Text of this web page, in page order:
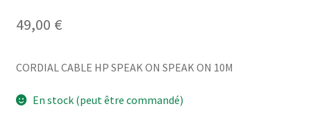
49,00 €
CORDIAL CABLE HP SPEAK ON SPEAK ON 10M
En stock (peut être commandé)